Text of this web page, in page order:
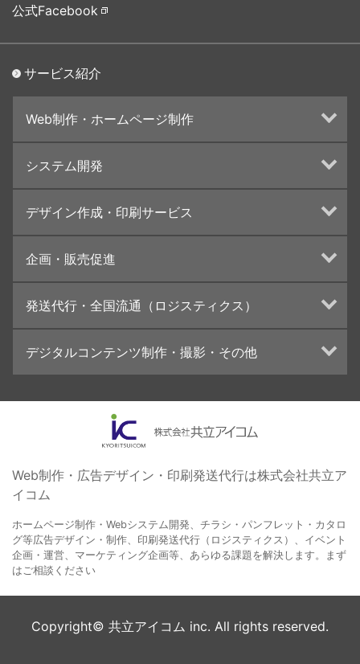
公式Facebook
サービス紹介
Web制作・ホームページ制作
ランディングページ制作
インターネット広告代行
UI・UXデザイン設計
システム開発
デザイン作成・印刷サービス
カタログデザインの制作・印刷
学校・会社案内パンフレット制作・印刷
高精細印刷（スブリマ印刷）
社内報
名刺
一般印刷 （オンデマンド・オフセット）
ユニバーサル・コミュニケーション・デザイン
企画・販売促進
ブランディング戦略
コンテンツ制作
採用プロモーション
発送代行・全国流通（ロジスティクス）
デジタルコンテンツ制作・撮影・その他
イラスト・キャラクター制作
ロゴデザイン・CI設計
コピー・ライティング
電子ブック制作
自社メディア
Web制作・広告デザイン・印刷発送代行は株式会社共立ア
イコム
ホームページ制作・Webシステム開発、チラシ・パンフレット・カタロ
グ等広告デザイン・制作、印刷発送代行（ロジスティクス）、イベント
企画・運営、マーケティング企画等、あらゆる課題を解決します。まず
はご相談ください
Copyright© 共立アイコム inc. All rights reserved.